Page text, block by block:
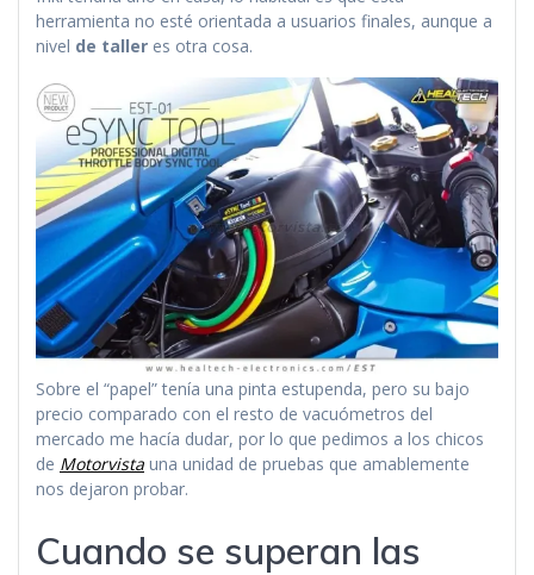
herramienta no esté orientada a usuarios finales, aunque a
nivel de taller es otra cosa.
Sobre el “papel” tenía una pinta estupenda, pero su bajo
precio comparado con el resto de vacuómetros del
mercado me hacía dudar, por lo que pedimos a los chicos
de Motorvista una unidad de pruebas que amablemente
nos dejaron probar.
Cuando se superan las